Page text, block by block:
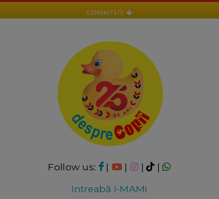
COMUNITATE
Follow us: | | |
|
Intreabă I-MAMI